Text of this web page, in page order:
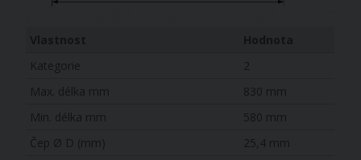
Kategorie
2
Max. délka mm
830 mm
Min. délka mm
580 mm
Čep Ø D (mm)
25,4 mm